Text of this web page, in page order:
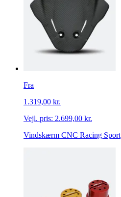
Fra
1.319,00 kr.
Vejl. pris: 2.699,00 kr.
Vindskærm CNC Racing Sport